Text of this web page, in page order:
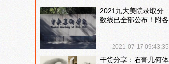
2021九大美院录取分
数线已全部公布！附各
2021-07-17 09:43:35
干货分享：石膏几何体